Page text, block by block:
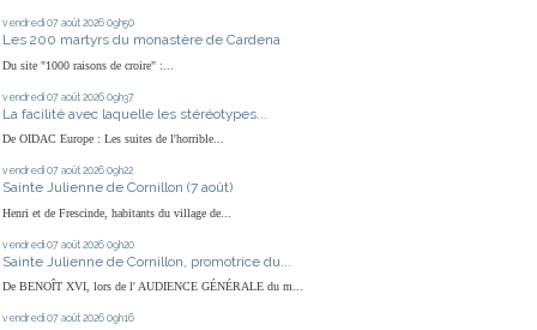
vendredi 07 août 2026 09h50
Les 200 martyrs du monastère de Cardena
Du site "1000 raisons de croire" :...
vendredi 07 août 2026 09h37
La facilité avec laquelle les stéréotypes...
De OIDAC Europe : Les suites de l'horrible...
vendredi 07 août 2026 09h22
Sainte Julienne de Cornillon (7 août)
Henri et de Frescinde, habitants du village de...
vendredi 07 août 2026 09h20
Sainte Julienne de Cornillon, promotrice du...
De BENOÎT XVI, lors de l' AUDIENCE GÉNÉRALE du m...
vendredi 07 août 2026 09h16